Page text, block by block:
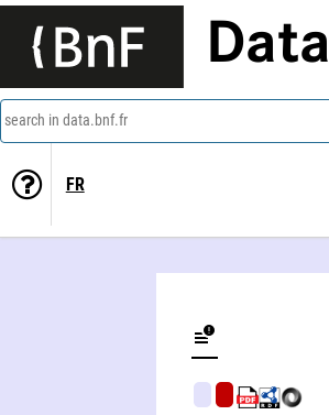
Data
search in data.bnf.fr
FR